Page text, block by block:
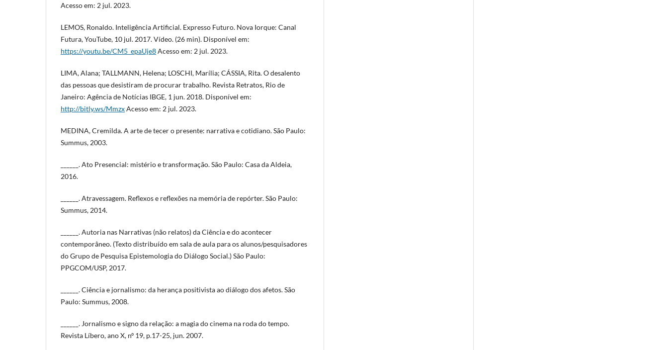
Acesso em: 2 jul. 2023.
LEMOS, Ronaldo. Inteligência Artificial. Expresso Futuro. Nova Iorque: Canal
Futura, YouTube, 10 jul. 2017. Vídeo. (26 min). Disponível em:
https://youtu.be/CM5_epaUje8Acesso em: 2 jul. 2023.
LIMA, Alana; TALLMANN, Helena; LOSCHI, Marília; CÁSSIA, Rita. O desalento
das pessoas que desistiram de procurar trabalho. Revista Retratos, Rio de
Janeiro: Agência de Notícias IBGE, 1 jun. 2018. Disponível em:
http://bitly.ws/MmzxAcesso em: 2 jul. 2023.
MEDINA, Cremilda. A arte de tecer o presente: narrativa e cotidiano. São Paulo:
Summus, 2003.
______. Ato Presencial: mistério e transformação. São Paulo: Casa da Aldeia,
2016.
______. Atravessagem. Reflexos e reflexões na memória de repórter. São Paulo:
Summus, 2014.
______. Autoria nas Narrativas (não relatos) da Ciência e do acontecer
contemporâneo. (Texto distribuído em sala de aula para os alunos/pesquisadores
do Grupo de Pesquisa Epistemologia do Diálogo Social.) São Paulo:
PPGCOM/USP, 2017.
______. Ciência e jornalismo: da herança positivista ao diálogo dos afetos. São
Paulo: Summus, 2008.
______. Jornalismo e signo da relação: a magia do cinema na roda do tempo.
Revista Líbero, ano X, nº 19, p.17-25, jun. 2007.